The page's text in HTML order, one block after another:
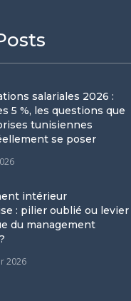
salariales 2026 :
5 %, les questions que
tunisiennes
se poser
intérieur
: pilier oublié ou levier
du management
2026